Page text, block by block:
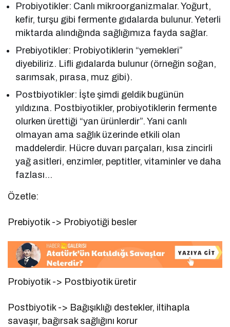
Probiyotikler: Canlı mikroorganizmalar. Yoğurt,
kefir, turşu gibi fermente gıdalarda bulunur. Yeterli
miktarda alındığında sağlığımıza fayda sağlar.
Prebiyotikler: Probiyotiklerin “yemekleri”
diyebiliriz. Lifli gıdalarda bulunur (örneğin soğan,
sarımsak, pırasa, muz gibi).
Postbiyotikler: İşte şimdi geldik bugünün
yıldızına. Postbiyotikler, probiyotiklerin fermente
olurken ürettiği “yan ürünlerdir”. Yani canlı
olmayan ama sağlık üzerinde etkili olan
maddelerdir. Hücre duvarı parçaları, kısa zincirli
yağ asitleri, enzimler, peptitler, vitaminler ve daha
fazlası…
Özetle:
Prebiyotik -> Probiyotiği besler
Probiyotik -> Postbiyotik üretir
Postbiyotik -> Bağışıklığı destekler, iltihapla
savaşır, bağırsak sağlığını korur